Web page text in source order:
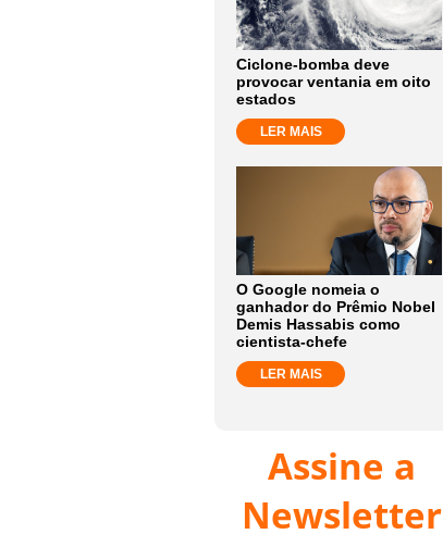
Ciclone-bomba deve
provocar ventania em oito
estados
LER MAIS
O Google nomeia o
ganhador do Prêmio Nobel
Demis Hassabis como
cientista-chefe
LER MAIS
Assine a
Newsletter